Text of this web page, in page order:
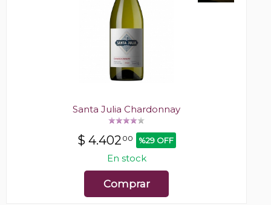
Santa Julia Chardonnay
$ 4.402 00 %29 OFF
En stock
Comprar